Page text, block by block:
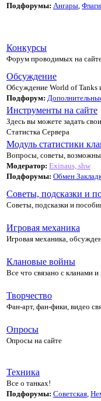
Подфорумы: Ангары Флаги
Конкурсы
Форум проводимых на
Обсуждение
Обсуждение World of Tanks
Подфорум:
Инструменты на сайте
Здесь вы можете задать
Статистка Сервера
Модуль статистики
Вопросы, советы,
Модератор: Exinaus, shw
Подфорумы: Обмен
Советы, подсказки и
Советы, подсказки и
Игровая механика
Игровая механика,
Клановые войны
Все что связано с кланами
Творчество
Фан-арт, фан-фики, видео
Опросы
Опросы на сайте
Техника
Все о танках!
Подфорумы: Советская